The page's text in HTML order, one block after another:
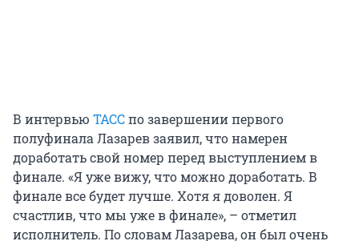
В интервью ТАССпо завершении первого
полуфинала Лазарев заявил, что намерен
доработать свой номер перед выступлением в
финале. «Я уже вижу, что можно доработать. В
финале все будет лучше. Хотя я доволен. Я
счастлив, что мы уже в финале», – отметил
исполнитель. По словам Лазарева, он был очень